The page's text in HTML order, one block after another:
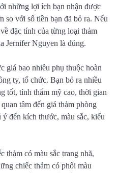
những lợi ích bạn nhận được
so với số tiền bạn đã bỏ ra. Nếu
đặc tính của từng loại thảm
Jernifer Nguyen là đúng.
giá bao nhiêu phụ thuộc hoàn
ty, tổ chức. Bạn bỏ ra nhiều
tốt, tính thẩm mỹ cao, thời gian
tâm đến giá thảm phòng
đến kích thước, màu sắc, kiểu
thảm có màu sắc trang nhã,
chiếc thảm có phối màu